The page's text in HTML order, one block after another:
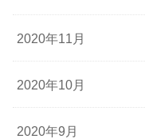
2020年11月
2020年10月
2020年9月